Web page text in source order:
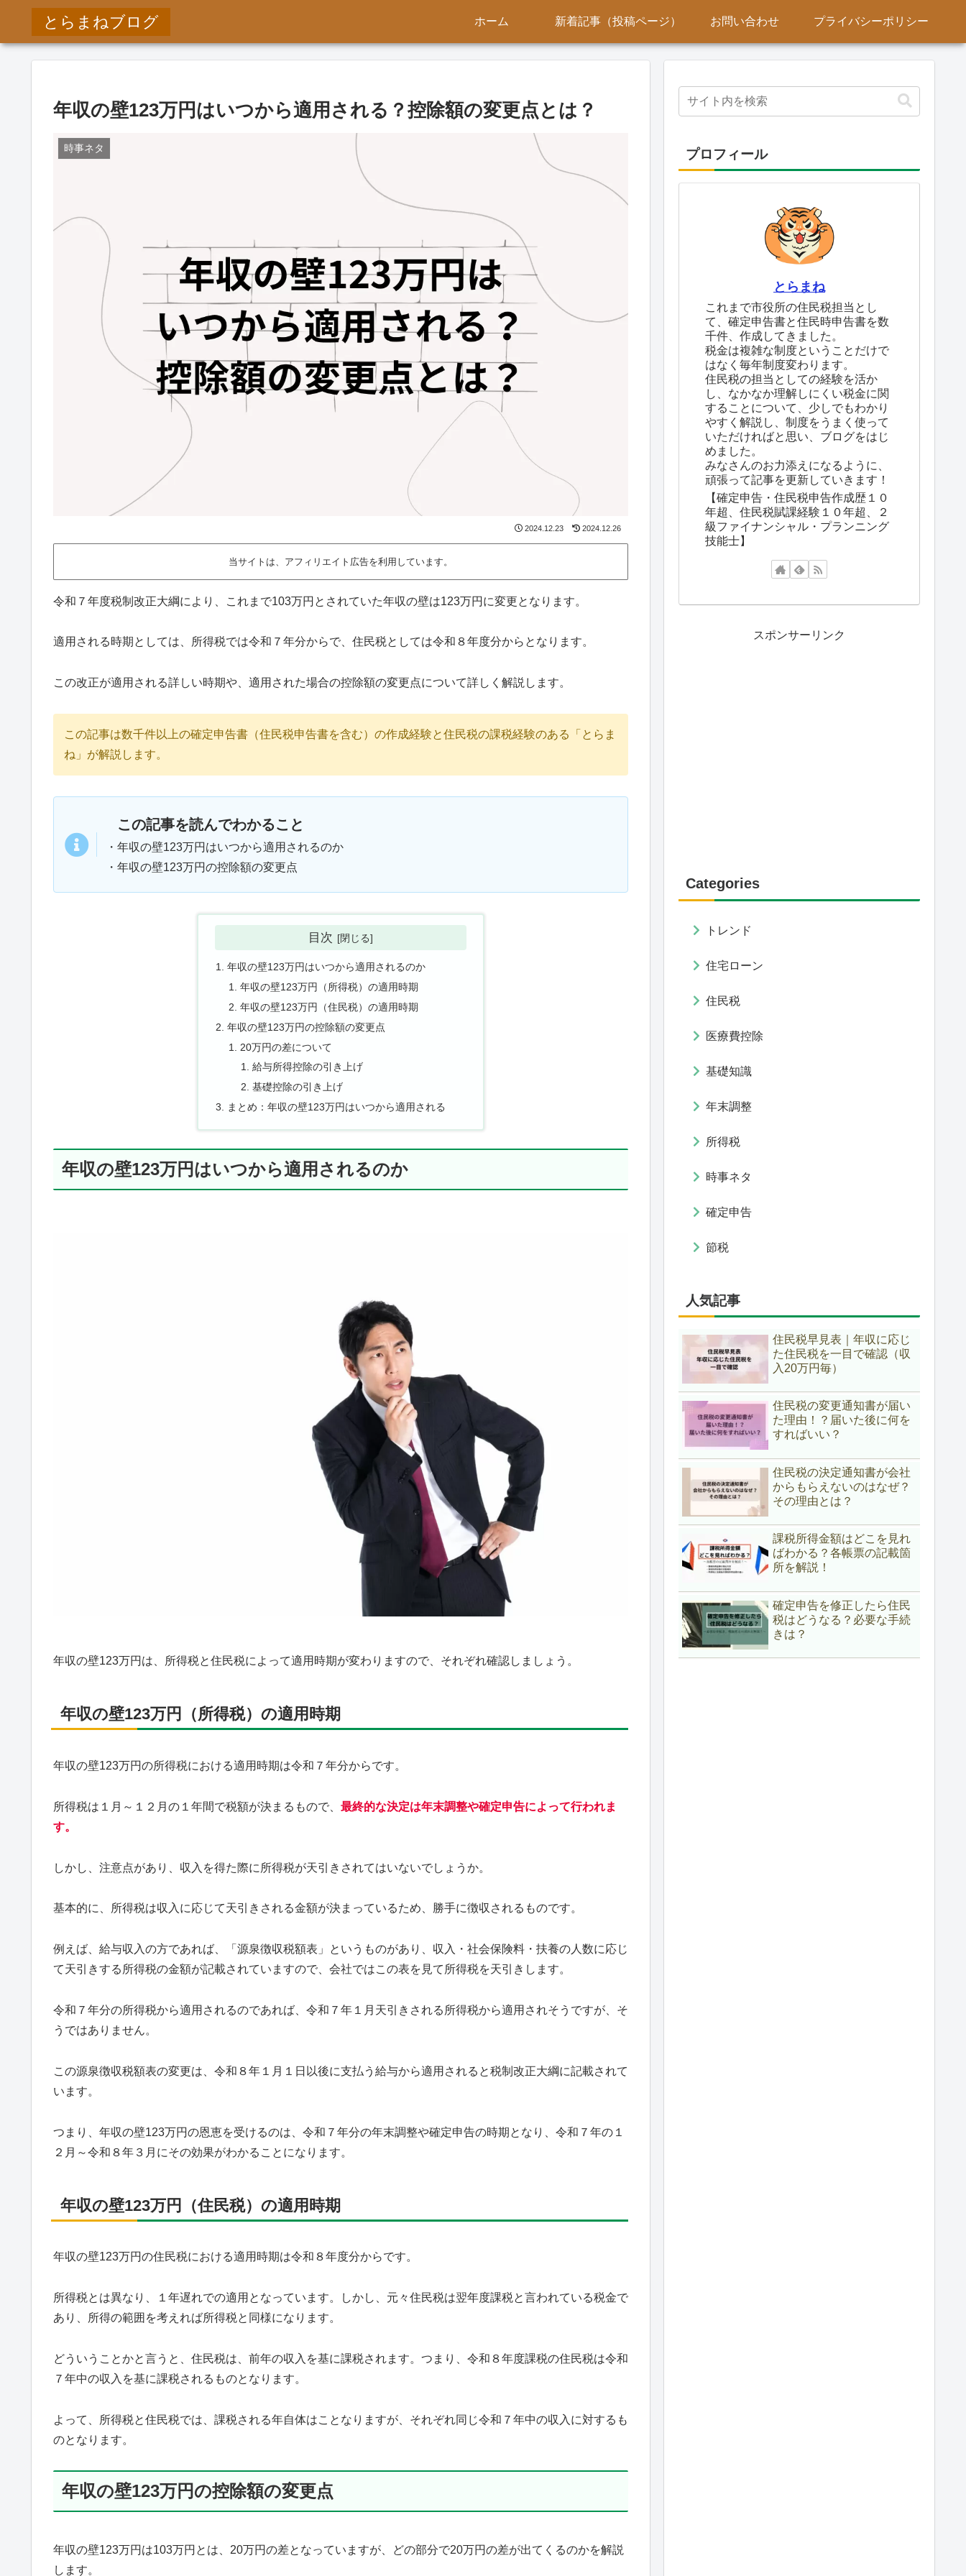
とらまねブログ ホーム 新着記事（投稿ページ） お問い合わせ プライバシーポリシー
年収の壁123万円はいつから適用される？控除額の変更点とは？
時事ネタ
2024.12.23 2024.12.26
当サイトは、アフィリエイト広告を利用しています。
令和７年度税制改正大綱により、これまで103万円とされていた年収の壁は123万円に変更となります。
適用される時期としては、所得税では令和７年分からで、住民税としては令和８年度分からとなります。
この改正が適用される詳しい時期や、適用された場合の控除額の変更点について詳しく解説します。
この記事は数千件以上の確定申告書（住民税申告書を含む）の作成経験と住民税の課税経験のある「とらま
ね」が解説します。
この記事を読んでわかること
・年収の壁123万円はいつから適用されるのか
・年収の壁123万円の控除額の変更点
目次
年収の壁123万円はいつから適用されるのか
年収の壁123万円（所得税）の適用時期
年収の壁123万円（住民税）の適用時期
年収の壁123万円の控除額の変更点
20万円の差について
給与所得控除の引き上げ
基礎控除の引き上げ
まとめ：年収の壁123万円はいつから適用される
年収の壁123万円はいつから適用されるのか
年収の壁123万円は、所得税と住民税によって適用時期が変わりますので、それぞれ確認しましょう。
年収の壁123万円（所得税）の適用時期
年収の壁123万円の所得税における適用時期は令和７年分からです。
所得税は１月～１２月の１年間で税額が決まるもので、 最終的な決定は年末調整や確定申告によって行われま
す。
しかし、注意点があり、収入を得た際に所得税が天引きされてはいないでしょうか。
基本的に、所得税は収入に応じて天引きされる金額が決まっているため、勝手に徴収されるものです。
例えば、給与収入の方であれば、「源泉徴収税額表」というものがあり、収入・社会保険料・扶養の人数に応じ
て天引きする所得税の金額が記載されていますので、会社ではこの表を見て所得税を天引きします。
令和７年分の所得税から適用されるのであれば、令和７年１月天引きされる所得税から適用されそうですが、そ
うではありません。
この源泉徴収税額表の変更は、令和８年１月１日以後に支払う給与から適用されると税制改正大綱に記載されて
います。
つまり、年収の壁123万円の恩恵を受けるのは、令和７年分の年末調整や確定申告の時期となり、令和７年の１
２月～令和８年３月にその効果がわかることになります。
年収の壁123万円（住民税）の適用時期
年収の壁123万円の住民税における適用時期は令和８年度分からです。
所得税とは異なり、１年遅れでの適用となっています。しかし、元々住民税は翌年度課税と言われている税金で
あり、所得の範囲を考えれば所得税と同様になります。
どういうことかと言うと、住民税は、前年の収入を基に課税されます。つまり、令和８年度課税の住民税は令和
７年中の収入を基に課税されるものとなります。
よって、所得税と住民税では、課税される年自体はことなりますが、それぞれ同じ令和７年中の収入に対するも
のとなります。
年収の壁123万円の控除額の変更点
年収の壁123万円は103万円とは、20万円の差となっていますが、どの部分で20万円の差が出てくるのかを解説
します。
プロフィール
とらまね
これまで市役所の住民税担当とし
て、確定申告書と住民時申告書を数
千件、作成してきました。
税金は複雑な制度ということだけで
はなく毎年制度変わります。
住民税の担当としての経験を活か
し、なかなか理解しにくい税金に関
することについて、少しでもわかり
やすく解説し、制度をうまく使って
いただければと思い、ブログをはじ
めました。
みなさんのお力添えになるように、
頑張って記事を更新していきます！
【確定申告・住民税申告作成歴１０
年超、住民税賦課経験１０年超、２
級ファイナンシャル・プランニング
技能士】
スポンサーリンク
Categories
トレンド
住宅ローン
住民税
医療費控除
基礎知識
年末調整
所得税
時事ネタ
確定申告
節税
人気記事
住民税早見表｜年収に応じ
た住民税を一目で確認（収
入20万円毎）
住民税の変更通知書が届い
た理由！？届いた後に何を
すればいい？
住民税の決定通知書が会社
からもらえないのはなぜ？
その理由とは？
課税所得金額はどこを見れ
ばわかる？各帳票の記載箇
所を解説！
確定申告を修正したら住民
税はどうなる？必要な手続
きは？